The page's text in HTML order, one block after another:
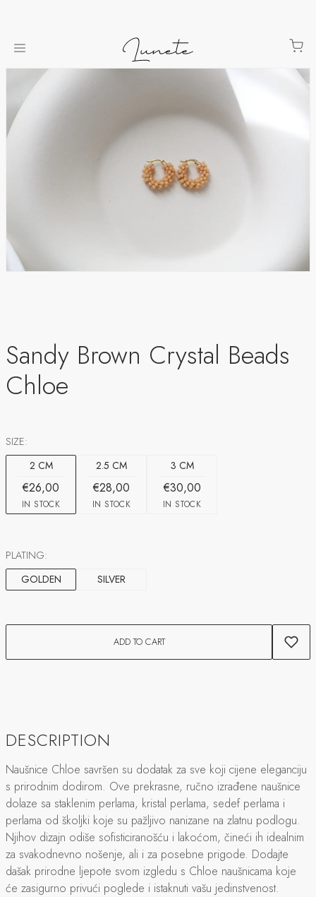
Sandy Brown Crystal Beads
Chloe
SIZE:
2 CM
€26,00
IN STOCK
2.5 CM
€28,00
IN STOCK
3 CM
€30,00
IN STOCK
PLATING:
GOLDEN
SILVER
ADD TO CART
DESCRIPTION
Naušnice Chloe savršen su dodatak za sve koji cijene eleganciju
s prirodnim dodirom. Ove prekrasne, ručno izrađene naušnice
dolaze sa staklenim perlama, kristal perlama, sedef perlama i
perlama od školjki koje su pažljivo nanizane na zlatnu podlogu.
Njihov dizajn odiše sofisticiranošću i lakoćom, čineći ih idealnim
za svakodnevno nošenje, ali i za posebne prigode. Dodajte
dašak prirodne ljepote svom izgledu s Chloe naušnicama koje
će zasigurno privući poglede i istaknuti vašu jedinstvenost.